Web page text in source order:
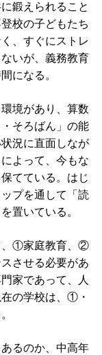
鍛えられること
校の子どもたち
、すぐにストレ
いが、義務教育
になる。
境があり、算数
そろばん」の能
況に直面しなが
よって、今もな
てている。はじ
プを通して「読
置いている。
、①家庭教育、②
させる必要があ
家であって、人
の学校は、①・
るのか、中高年